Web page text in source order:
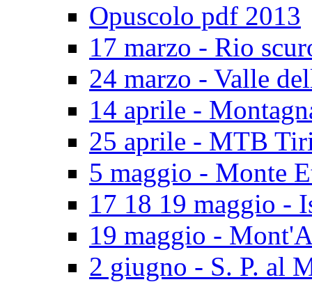
Opuscolo pdf 2013
17 marzo - Rio
24 marzo - Valle
14 aprile -
25 aprile - MTB
5 maggio - Monte
17 18 19 maggio -
19 maggio -
2 giugno - S. P. al